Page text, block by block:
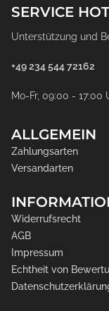
SERVICE
Unterstützung und
+49 234 544 72162
Mo-Fr, 09:00 - 17:00
ALLGEMEIN
Zahlungsarten
Versandarten
Widerrufsrecht
AGB
Impressum
Echtheit von